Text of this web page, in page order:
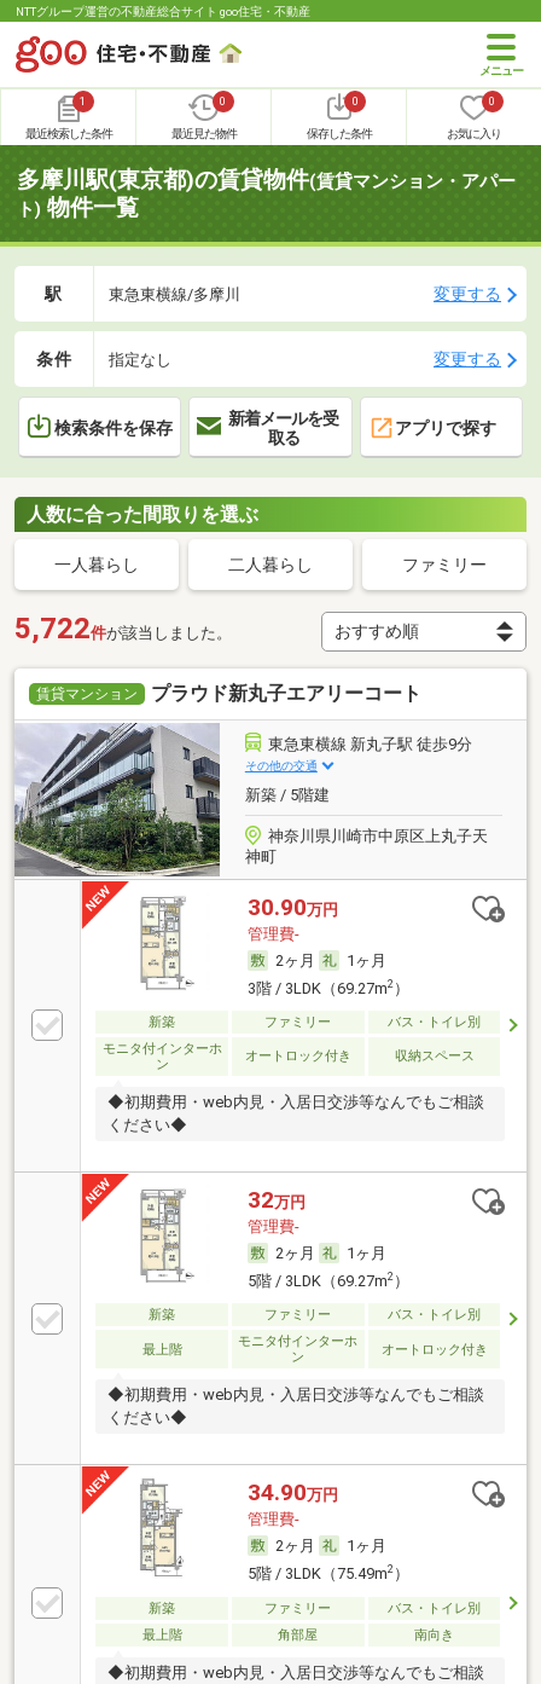
NTTグループ運営の不動産総合サイト goo住宅・不動産
1
最近検索した条件
0
最近見た物件
0
保存した条件
0
お気に入り
多摩川駅(東京都)の賃貸物件(賃貸マンション・アパー
ト) 物件一覧
駅 東急東横線/多摩川 変更する
条件 指定なし 変更する
検索条件を保存
新着メールを受
取る
アプリで探す
人数に合った間取りを選ぶ
一人暮らし 二人暮らし ファミリー
5,722件が該当しました。
賃貸マンション プラウド新丸子エアリーコート
東急東横線 新丸子駅 徒歩9分
その他の交通
新築 / 5階建
神奈川県川崎市中原区上丸子天
神町
30.90万円
管理費-
2ヶ月
1ヶ月
3階 / 3LDK（69.27m2）
新築 ファミリー
バス・トイレ別
モニタ付インターホ
ン
オートロック付き 収納スペース
◆初期費用・web内見・入居日交渉等なんでもご相談
ください◆
32万円
管理費-
2ヶ月
1ヶ月
5階 / 3LDK（69.27m2）
新築 ファミリー バス・トイレ別
最上階
モニタ付インターホ
ン
オートロック付き
◆初期費用・web内見・入居日交渉等なんでもご相談
ください◆
34.90万円
管理費-
2ヶ月
1ヶ月
5階 / 3LDK（75.49m2）
新築 ファミリー
バス・トイレ別
最上階
角部屋 南向き
◆初期費用・web内見・入居日交渉等なんでもご相談